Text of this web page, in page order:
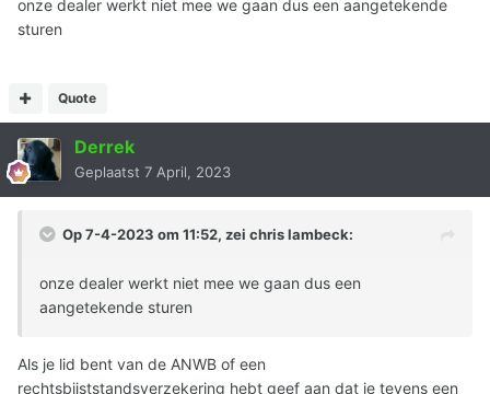
onze dealer werkt niet mee we gaan dus een aangetekende
sturen
Quote
Derrek
Geplaatst 7 April, 2023
Op 7-4-2023 om 11:52, zei chris lambeck:
onze dealer werkt niet mee we gaan dus een
aangetekende sturen
Als je lid bent van de ANWB of een
rechtsbijststandsverzekering hebt geef aan dat je tevens een